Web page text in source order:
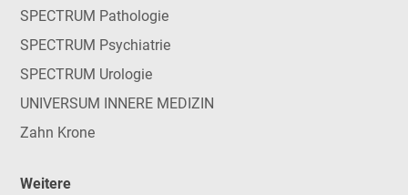
SPECTRUM Pathologie
SPECTRUM Psychiatrie
SPECTRUM Urologie
UNIVERSUM INNERE MEDIZIN
Zahn Krone
Weitere